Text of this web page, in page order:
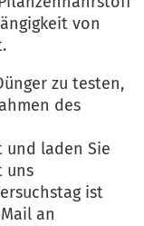
von
zu testen,
des
und laden Sie
uns
ist
an